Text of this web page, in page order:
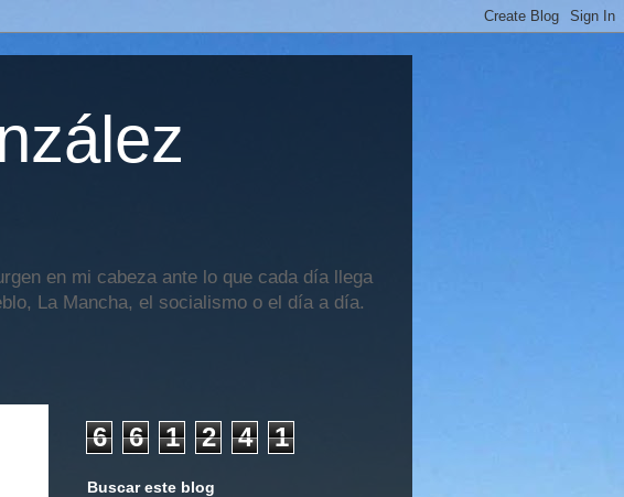
en mi cabeza ante lo que cada día llega
La Mancha, el socialismo o el día a día.
6 6 1 2 4 1
Buscar este blog